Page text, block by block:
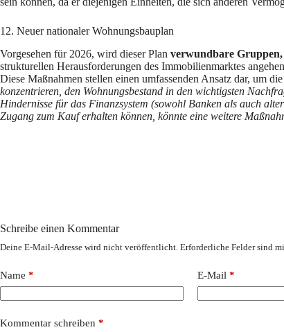
12. Neuer nationaler Wohnungsbauplan
Vorgesehen für 2026, wird dieser Plan verwundbare Gruppen,
strukturellen Herausforderungen des Immobilienmarktes
Diese Maßnahmen stellen einen umfassenden Ansatz dar, um
konzentrieren, den Wohnungsbestand in den wichtigsten
Hindernisse für das Finanzsystem (sowohl Banken als auch
Zugang zum Kauf erhalten können, könnte eine weitere
Schreibe einen Kommentar
Deine E-Mail-Adresse wird nicht veröffentlicht. Erforderliche Felder sind
Name * E-Mail *
Kommentar schreiben *